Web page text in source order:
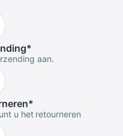
*
aan.
*
u het retourneren